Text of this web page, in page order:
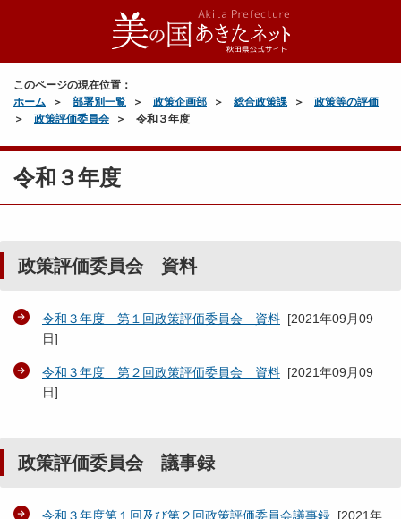
このページの現在位置：
ホーム
部署別一覧 政策企画部 総合政策課
政策等の評価
政策評価委員会
令和３年度
令和３年度
政策評価委員会 資料
令和３年度 第１回政策評価委員会 資料 [2021年09月09
日]
令和３年度 第２回政策評価委員会 資料 [2021年09月09
日]
政策評価委員会 議事録
令和３年度第１回及び第２回政策評価委員会議事録 [2021年